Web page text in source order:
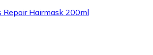
Repair Hairmask 200ml